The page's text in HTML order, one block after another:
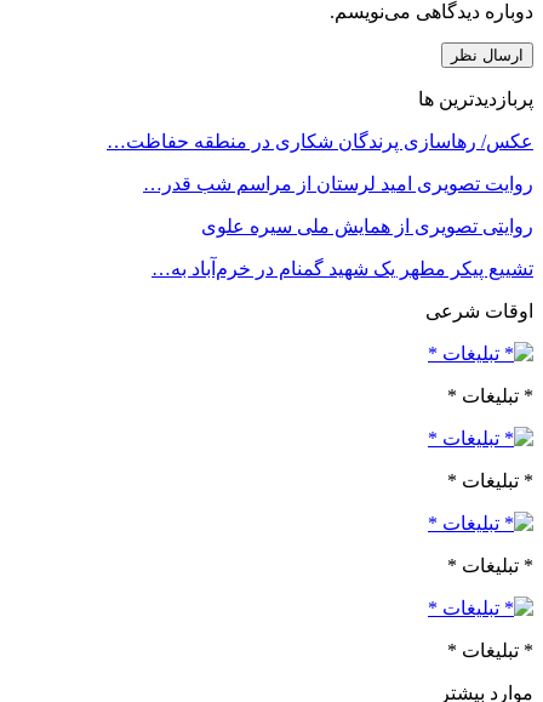
دوباره دیدگاهی می‌نویسم.
پربازدیدترین ها
عکس/ رهاسازی پرندگان شکاری در منطقه حفاظت…
روایت تصویری امید لرستان از مراسم شب قدر…
روایتی تصویری از همایش ملی سیره علوی
تشییع پیکر مطهر یک شهید گمنام در خرم‌آباد به…
اوقات شرعی
* تبلیغات *
* تبلیغات *
* تبلیغات *
* تبلیغات *
موارد بیشتر